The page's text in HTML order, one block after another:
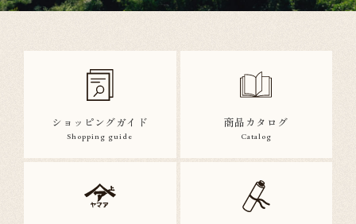
ショッピングガイド
Shopping guide
商品カタログ
Catalog